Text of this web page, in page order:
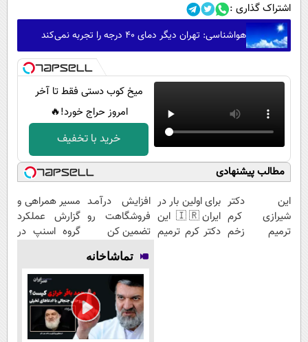
اشتراک گذاری :
هواشناسی: تهران دیگر دمای ۴۰ درجه را تجربه نمی‌کند
میخ کوب دستی فقط تا آخر
امروز حراج خورد!🔥
خرید با تخفیف
مطالب پیشنهادی
این دکتر
شیرازی کرم
ترمیم زخم
برای اولین بار در
ایران🇮🇷 این
دکتر کرم ترمیم
افزایش درآمـد
فروشگاهت رو
تضمین کن
مسیر همراهی و
گزارش عملکرد
گروه اسنپ در
تماشاخانه